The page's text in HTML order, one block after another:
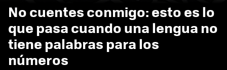
No cuentes conmigo: esto es lo
que pasa cuando una lengua no
tiene palabras para los
números